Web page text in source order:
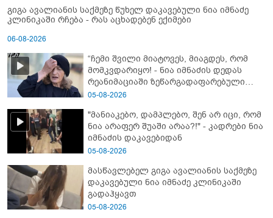
გიგა ავალიანის საქმეზე წუხელ დაკავებული ნია იმნაძე
კლინიკაში რჩება - რას აცხადებენ ექიმები
06-08-2026
“ჩემი შვილი მიატოვეს, მიაგდეს, რომ
მომკვდარიყო! - ნია იმნაძის დედას
რეანიმაციაში ზეწარგადაფარებული
შვილი არ უნახავს” - გიგა ავალიანის
05-08-2026
"მანიაკებო, დამპლებო, შენ არ იცი, რომ
ნია არაფერ შუაში არაა?!" - კადრები ნია
იმნაძის დაკავებიდან
05-08-2026
მასწავლებელ გიგა ავალიანის საქმეზე
დაკავებული ნია იმნაძე კლინიკაში
გადაჰყავთ
05-08-2026